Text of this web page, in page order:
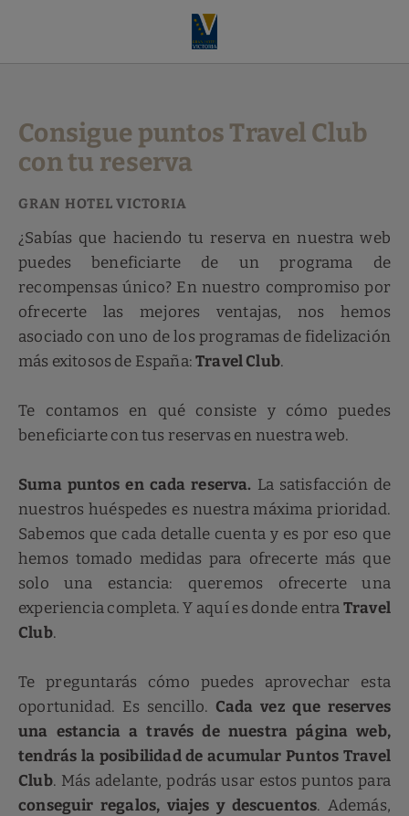
Consigue puntos Travel Club
con tu reserva
¿Sabías que haciendo tu reserva en nuestra web
puedes beneficiarte de un programa de
recompensas único? En nuestro compromiso por
ofrecerte las mejores ventajas, nos hemos
asociado con uno de los programas de fidelización
más exitosos de España:Travel Club.
Te contamos en qué consiste y cómo puedes
beneficiarte con tus reservas en nuestra web.
Suma puntos en cada reserva. La satisfacción de
nuestros huéspedes es nuestra máxima prioridad.
Sabemos que cada detalle cuenta y es por eso que
hemos tomado medidas para ofrecerte más que
solo una estancia: queremos ofrecerte una
experiencia completa. Y aquí es donde entraTravel
Club.
Te preguntarás cómo puedes aprovechar esta
oportunidad. Es sencillo. Cada vez que reserves
una estancia a través de nuestra página web,
tendrás la posibilidad de acumular Puntos Travel
Club. Más adelante, podrás usar estos puntos para
conseguir regalos, viajes y descuentos. Además,